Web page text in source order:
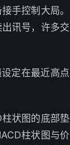
手控制大局。
讯号，许多交
定在最近高点
状图的底部垫
柱状图与价